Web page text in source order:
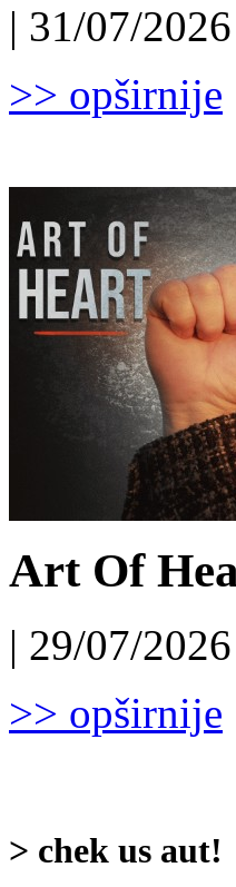
| 31/07/
>> opširnije
Art Of
| 29/07/
>> opširnije
> chek us aut!